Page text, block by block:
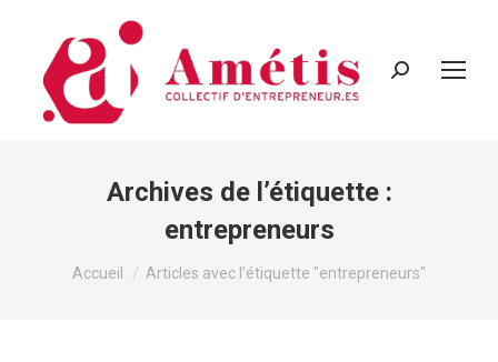
Recherche
Archives de l’étiquette :
entrepreneurs
Vous êtes ici :
Accueil Articles avec l’étiquette "entrepreneurs"